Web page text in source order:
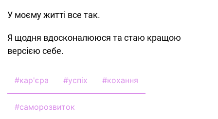
У моєму житті все так.
Я щодня вдосконалююся та стаю кращою
версією себе.
#кар'єра #успіх #кохання
#саморозвиток